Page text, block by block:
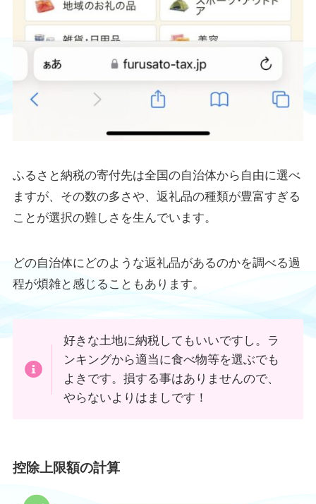
ふるさと納税の寄付先は全国の自治体から自由に選べ
ますが、その数の多さや、返礼品の種類が豊富すぎる
ことが選択の難しさを生んでいます。
どの自治体にどのような返礼品があるのかを調べる過
程が煩雑と感じることもあります。
好きな土地に納税してもいいですし。ラ
ンキングから適当に食べ物等を選ぶでも
よきです。損する事はありませんので、
やらないよりはましです！
控除上限額の計算